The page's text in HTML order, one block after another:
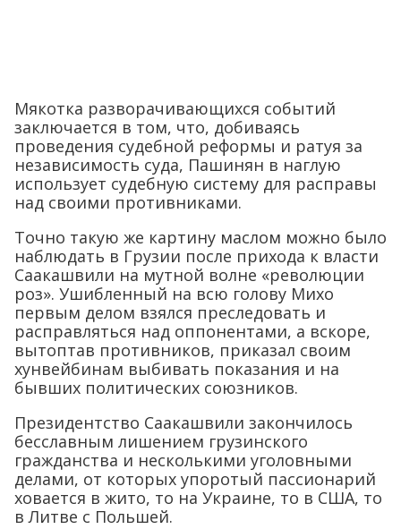
Мякотка разворачивающихся событий
заключается в том, что, добиваясь
проведения судебной реформы и ратуя за
независимость суда, Пашинян в наглую
использует судебную систему для расправы
над своими противниками.
Точно такую же картину маслом можно было
наблюдать в Грузии после прихода к власти
Саакашвили на мутной волне «революции
роз». Ушибленный на всю голову Михо
первым делом взялся преследовать и
расправляться над оппонентами, а вскоре,
вытоптав противников, приказал своим
хунвейбинам выбивать показания и на
бывших политических союзников.
Президентство Саакашвили закончилось
бесславным лишением грузинского
гражданства и несколькими уголовными
делами, от которых упоротый пассионарий
ховается в жито, то на Украине, то в США, то
в Литве с Польшей.